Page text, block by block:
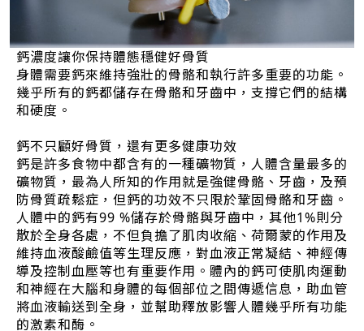
鈣濃度讓你保持體態穩健好骨質
身體需要鈣來維持強壯的骨骼和執行許多重要的功能。
幾乎所有的鈣都儲存在骨骼和牙齒中，支撐它們的結構
和硬度。
鈣不只顧好骨質，還有更多健康功效
鈣是許多食物中都含有的一種礦物質，人體含量最多的
礦物質，最為人所知的作用就是強健骨骼、牙齒，及預
防骨質疏鬆症，但鈣的功效不只限於鞏固骨骼和牙齒。
人體中的鈣有99 %儲存於骨骼與牙齒中，其他1%則分
散於全身各處，不但負擔了肌肉收縮、荷爾蒙的作用及
維持血液酸鹼值等生理反應，對血液正常凝結、神經傳
導及控制血壓等也有重要作用。體內的鈣可使肌肉運動
和神經在大腦和身體的每個部位之間傳遞信息，助血管
將血液輸送到全身，並幫助釋放影響人體幾乎所有功能
的激素和酶。